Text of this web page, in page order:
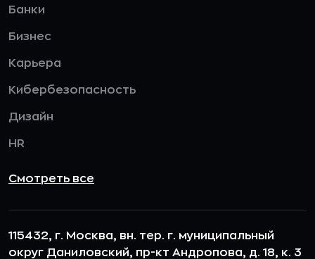
Банки
Бизнес
Карьера
Кибербезопасность
Дизайн
HR
Смотреть все
115432, г. Москва, вн. тер. г. муниципальный
округ Даниловский, пр-кт Андропова, д. 18, к. 3